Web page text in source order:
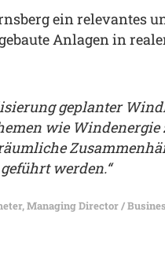
ein relevantes
Anlagen in
kann
aussieht und